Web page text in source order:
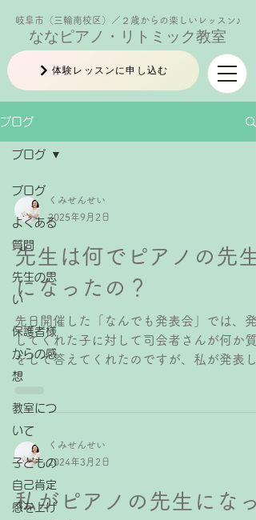
ななピアノ・リトミック教室
岐阜市（三輪南校区）／２歳からの楽しいレッスン♪
体験レッスンに申し込む
ブログ
ブログ
よくある
質問
先生の思
い
保護者様
からの感
想
教室につ
いて
子どもの
自己肯定
感を上げ
ブログ
くみせんせい
2025年9月2日
先生は何でピアノの先生
になったの？
先日開催した「なんでも発表会」では、発
してくれた子に対して司会者さんが何か質
をして答えてくれたのですが、私が発表し
時には「先生は何でピアノの先生になった
の時に答えたことをお伝えします！...
くみせんせい
2024年3月2日
私がピアノの先生になっ